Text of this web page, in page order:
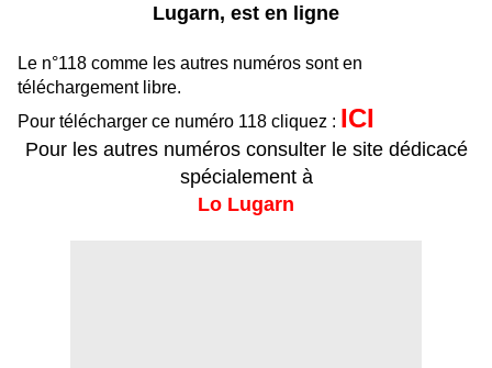
Lugarn, est en ligne
Le n°118 comme les autres numéros sont en
téléchargement libre.
Pour télécharger ce numéro 118 cliquez : ICI
Pour les autres numéros consulter le site dédicacé
spécialement à
Lo Lugarn